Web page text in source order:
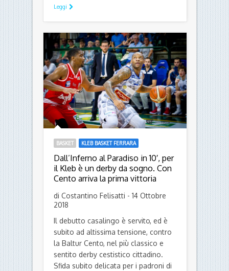
Leggi
BASKET KLEB BASKET FERRARA
Dall’Inferno al Paradiso in 10′, per
il Kleb è un derby da sogno. Con
Cento arriva la prima vittoria
di Costantino Felisatti - 14 Ottobre
2018
Il debutto casalingo è servito, ed è
subito ad altissima tensione, contro
la Baltur Cento, nel più classico e
sentito derby cestistico cittadino.
Sfida subito delicata per i padroni di